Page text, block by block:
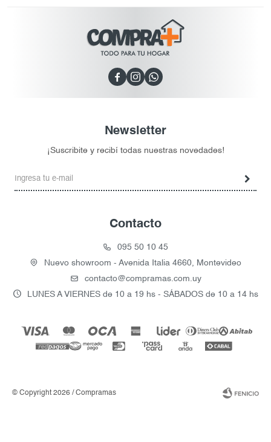
  
Contacto
095 50 10 45
Nuevo showroom - Avenida Italia 4660, Montevideo
contacto@compramas.com.uy
LUNES A VIERNES de 10 a 19 hs - SÁBADOS de 10 a 14 hs
Newsletter
¡Suscribite y recibí todas nuestras novedades!
© Copyright 2026 / Compramas